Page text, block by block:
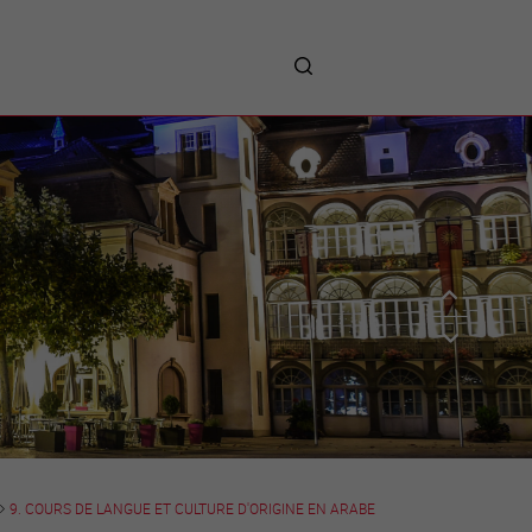
Prestations
Avantages
Unternehmen :
Willkommen!
Companies : Welcome!
Imprese : benvenute!
9. COURS DE LANGUE ET CULTURE D'ORIGINE EN ARABE